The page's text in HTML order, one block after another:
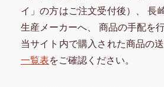
イ」の方はご注文受付後）、 長
生産メーカーへ、 商品の手配を行
当サイト内で購入された商品の
一覧表をご確認ください。